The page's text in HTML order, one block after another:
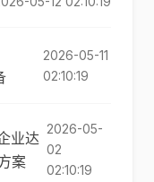
2026-05-11
02:10:19
业达
案
2026-05-
02
02:10:19